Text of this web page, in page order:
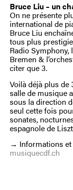
Bruce Liu – un
On ne présente
international de
Bruce Liu
tous plus
Radio
Bremen &
citer que 3.
Voilà déjà plus de
salle de musique
sous la direction
seul cette fois
sonates,
espagnole de
→ Informations et
musiquecdf.ch